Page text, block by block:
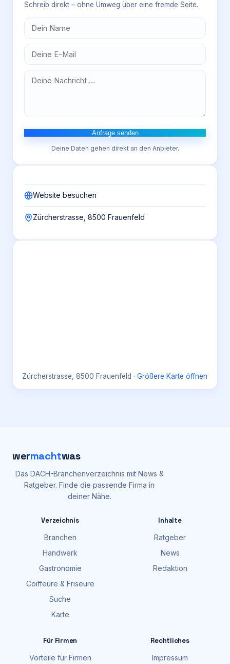
Schreib direkt – ohne Umweg über eine fremde Seite.
Anfrage senden
Deine Daten gehen direkt an den Anbieter.
Website besuchen
Zürcherstrasse, 8500 Frauenfeld
Zürcherstrasse, 8500 Frauenfeld · Größere Karte öffnen
wermachtwas
Das DACH-Branchenverzeichnis mit News &
Ratgeber. Finde die passende Firma in
deiner Nähe.
Verzeichnis
Branchen
Handwerk
Gastronomie
Coiffeure & Friseure
Suche
Karte
Inhalte
Ratgeber
News
Redaktion
Für Firmen
Vorteile für Firmen
Rechtliches
Impressum